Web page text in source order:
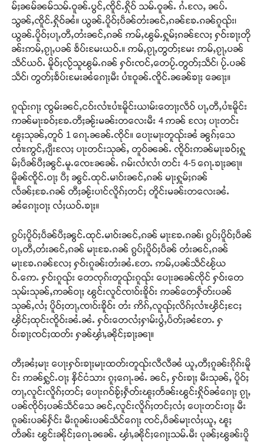
Support SHAN
တႃႇႁႂ်ႈသဵင်ၵၢင်ၸႂ်ၵူၼ်းမိူင်း ၵူႈတီႈၵူႈလႅၼ်ပေႃးတေၸွ
တ်ႇ တူဝ်ႈလုမ်ႈၾႃႉၼၼ်ႉ ၶဝ်ႈႁူမ်ႈၵမ်ႉထႅမ် ၸုမ်းၶၢ
ဝ်ႇၽူႈတွႆႇႁွၵ်ႈ လႆႈယူႇၶႃႈဢေႃႈ။
Donate Now
မ်ႈၼမ်ၼမ်သမ်ႉဝူၼ်ႉပွင်ႇၸိူင်ႉႁိုဝ် သမ်ႉဝူၼ်ႉ ၵႆႉလႄႇ ၼပ်ႉ
သွၼ်ႇၸိူင်ႉႁိုဝ်ၼႆ။ ယွၼ်ႉပိူဝ်ႈပဵၼ်တႆးၼင်ႇၵၼ်ၶႄႉၵၼ်ၵူၺ်း၊
ယွၼ်ႉပိူဝ်ႈပႃႇတီႇတႆးၼင်ႇၵၼ် ဢမ်ႇၽွမ်ႉႁူမ်ႈၵၼ်လႄႈ ႁဝ်းၶႃႈတို
ၼ်းဢမ်ႇၵႂႃႇပၼ် ၶႅပ်းမႄးယဝ်ႉ။ ဢမ်ႇၵႂႃႇတွတ်ႈမႄး ဢမ်ႇၵႂႃႇပၼ်
သဵင်ယဝ်ႉ မိူဝ်ႈလႂ်သူၽွမ်ႉၵၼ် ႁဝ်းၸင်ႇတေပႂ်ႉတွတ်ႈသဵင်၊ ပႂ်ႉပၼ်
သဵင်၊ တွတ်ႈၶႅပ်းမႄးၼႆၵေႃႈမီး ပၢႆးဝူၼ်ႉၸိူင်ႉၼၼ်ၶႃႈ ၼေႃႈ။
ၵူၺ်းၵႃႈ ၸွမ်းၼင်ႇငဝ်းလၢႆးပၢႆးမိူင်းယၢမ်းတေႃႈလဵဝ် ပႃႇတီႇပၢႆးမိူင်း
ဢၼ်မႃးၶဝ်ႈၶႄႉတီႈၼႂ်းမၼ်းတလေးမီး 4 ဢၼ် လႄႈ ပႃးတင်း
ၽူႈသုၼ်ႇတူဝ် 1 ၵေႃႉၼၼ်ႉၸိုင်။ ပေႃးမႃးတူၺ်းၼႆ ၼွၵ်ႈသေ
ၸၢႆးဢွင်ႇၵျီးလႄႈ ပႃးတင်းသုၼ်ႇ တူဝ်ၼၼ်ႉ ၸိူဝ်းဢၼ်မႃးၶဝ်ႈႁူ
မ်ႈပဵၼ်ပီႈၼွင်ႉမူႉၸေႊၼၼ်ႉ ၵမ်းလၢႆလၢႆ တင်း 4-5 ၵေႃႉၶႃႈၼႃ။
မိူၼ်ၸိူင်ႉဝႃႈ ပီႈ ၼွင်ႉထုင်ႉမၢဝ်းၼင်ႇၵၼ် မႃးႁူမ်ႈၵၼ်
လႅၼ်ႈၶႄႉၵၼ် တီႈၼႂ်းပၢင်လိူၵ်ႈတင်ႈ တိူင်းမၼ်းတလေးၼႆႉ
ၼႆၵေႃႈဝႃႈ လႆႈယဝ်ႉၶႃႈ။
ၵွပ်ႈပိူဝ်ႈပဵၼ်ပီႈၼွင်ႉထုင်ႉမၢဝ်းၼင်ႇၵၼ် မႃးၶႄႉၵၼ်၊ ၵွပ်ႈပိူဝ်ႈပဵၼ်
ပႃႇတီႇတႆးၼင်ႇၵၼ် မႃးၶႄႉၵၼ် ၵွပ်ႈပိူဝ်ႈပဵၼ် တႆးၼင်ႇၵၼ်
မႃးၶႄႉၵၼ်လႄႈ ႁဝ်းၵူၼ်းတႆးၼႆႉတႄႉ ဢမ်ႇပၼ်သဵင်ၽႂ်ယ
ဝ်ႉဢေႉ ႁဝ်းၵူၺ်း တေၸုၵ်းတူၺ်းၵူၺ်း ပေႃးၼၼ်ၸိုင် ႁဝ်းတေ
သုမ်းသုၼ်ႇဢၼ်ဝႃႈ ၽွင်းလူင်ၸၢဝ်းၶိူဝ်း ဢၼ်တေႁဵတ်းပၼ်
သုၼ်ႇလႆႈ ပိူဝ်ႈတႃႇၸၢဝ်းၶိူဝ်း တႆး ဢိၵ်ႇလူၺ်ႈလိၵ်ႈလၢႆးၾိင်ႈငႄႈ
ၾိင်ႈထုင်းၸိူဝ်းၼႆႉၼႆႉ ႁဝ်းတေလႆႈႁၢမ်းပွႆႇပႅတ်ႈၼႆတႄႉ ႁ
ဝ်းၶႃႈၸင်ႈထတ်း ႁၼ်ၾၢႆႇၼိုင်ႈၶႃႈၼႃ။
တီႈၼႆႈမႃး ပေႃးႁဝ်းၶႃႈမႃးထတ်းတူၺ်းလီလီၼႆ ယူႇတီႈၵူၼ်းၵိုၵ်းမိူ
င်း ဢၼ်ႁွင်ႉဝႃႈ နှိင်ငံသား ၵူႈၵေႃႉၼႆႉ ၼင်ႇ ႁဝ်းၶႃႈ မီးသုၼ်ႇ ပိူဝ်ႈ
တႃႇလူင်းလိူၵ်ႈတင်ႈ ပေႃးၵဝ်ၶႂ်ႈႁဵတ်းၽူႈတႅၼ်းၽွင်းႁိုဝ်ၼႆၵေႃႈ ၵႂႃႇ
ပၼ်ၸိုဝ်ႈပၼ်သဵင်သေ ၼင်ႇလူင်းလိူၵ်ႈတင်ႈလႆႈ ပေႃးတင်းဝႃႈ မီး
ၵူၼ်းပၼ်ႁႅင်း မီးၵူၼ်းပၼ်သဵင်ၵေႃႈ ၸင်ႇပဵၼ်မႃးလႆႈယူႇ ၽူႈ
တႅၼ်း ၽွင်းၼိုင်ႈၵေႃႉၼၼ်ႉ ၾၢႆႇၼိုင်ႈၵေႃႈသမ်ႉမီး ပုၼ်ႈၽွၼ်းပိူ